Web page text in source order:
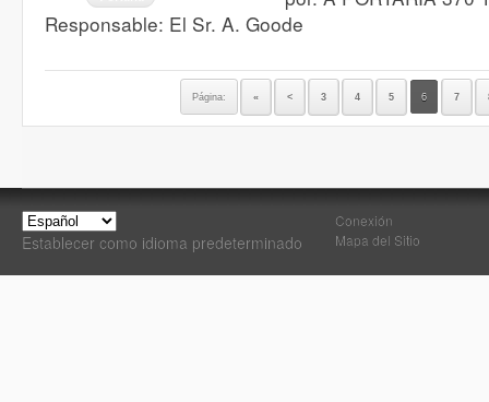
Responsable: El Sr. A. Goode
Página: « < 3 4 5 6 7
Establecer como idioma predeterminado
Conexión
Mapa del Sitio